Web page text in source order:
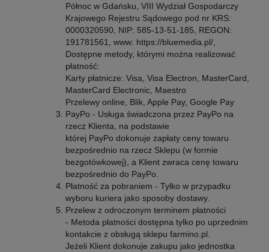
Północ w Gdańsku, VIII Wydział Gospodarczy
Krajowego Rejestru Sądowego pod nr KRS:
0000320590, NIP: 585-13-51-185, REGON:
191781561, www: https://bluemedia.pl/,
Dostępne metody, którymi można realizować
płatność:
Karty płatnicze: Visa, Visa Electron, MasterCard,
MasterCard Electronic, Maestro
Przelewy online, Blik, Apple Pay, Google Pay
PayPo - Usługa świadczona przez PayPo na
rzecz Klienta, na podstawie
której PayPo dokonuje zapłaty ceny towaru
bezpośrednio na rzecz Sklepu (w formie
bezgotówkowej), a Klient zwraca cenę towaru
bezpośrednio do PayPo.
Płatność za pobraniem - Tylko w przypadku
wyboru kuriera jako sposoby dostawy.
Przelew z odroczonym terminem płatności
- Metoda płatności dostępna tylko po uprzednim
kontakcie z obsługą sklepu farmino.pl.
Jeżeli Klient dokonuje zakupu jako jednostka